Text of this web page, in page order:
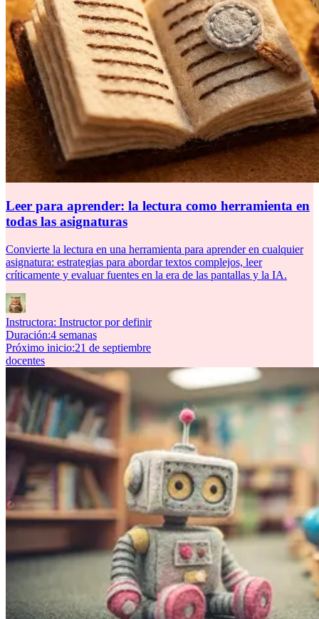
Leer para aprender: la lectura como herramienta en
todas las asignaturas
Convierte la lectura en una herramienta para aprender en cualquier
asignatura: estrategias para abordar textos complejos, leer
críticamente y evaluar fuentes en la era de las pantallas y la IA.
Instructora: Instructor por definir
Duración:4 semanas
Próximo inicio:21 de septiembre
docentes